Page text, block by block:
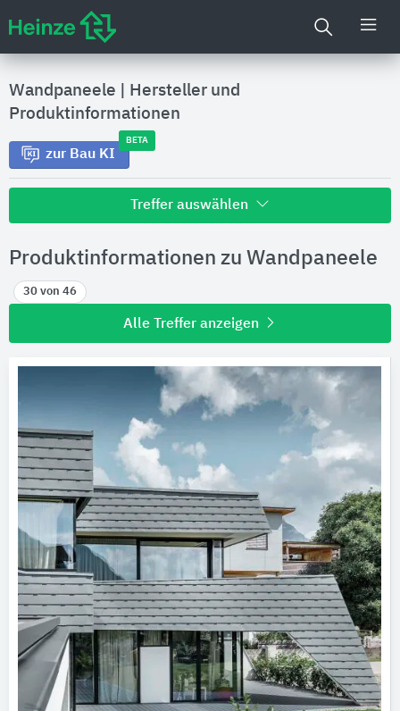
Wandpaneele
Hersteller und
Produktinformationen
zur Bau KI
BETA
Treffer auswählen
Hersteller
Produktinformationen
Ausschreibungstexte
CAD-Details
Architekturobjekte
Expertenprofile
Produktinformationen zu Wandpaneele
30 von 46
Alle Treffer anzeigen